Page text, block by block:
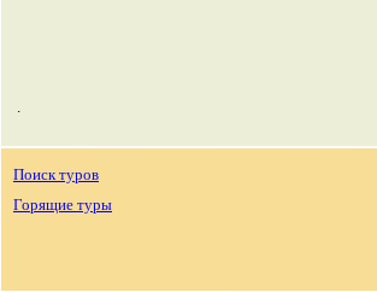
.
Поиск туров
Горящие туры